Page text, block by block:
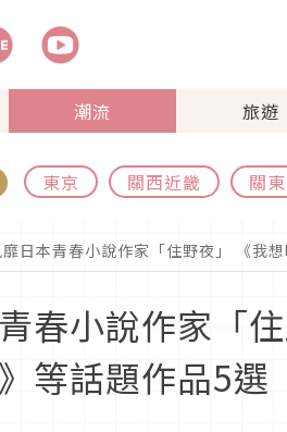
潮流 旅遊
東京 關西近畿 關東
日本青春小說作家「住野夜」 《我
春小說作家「
等話題作品5選